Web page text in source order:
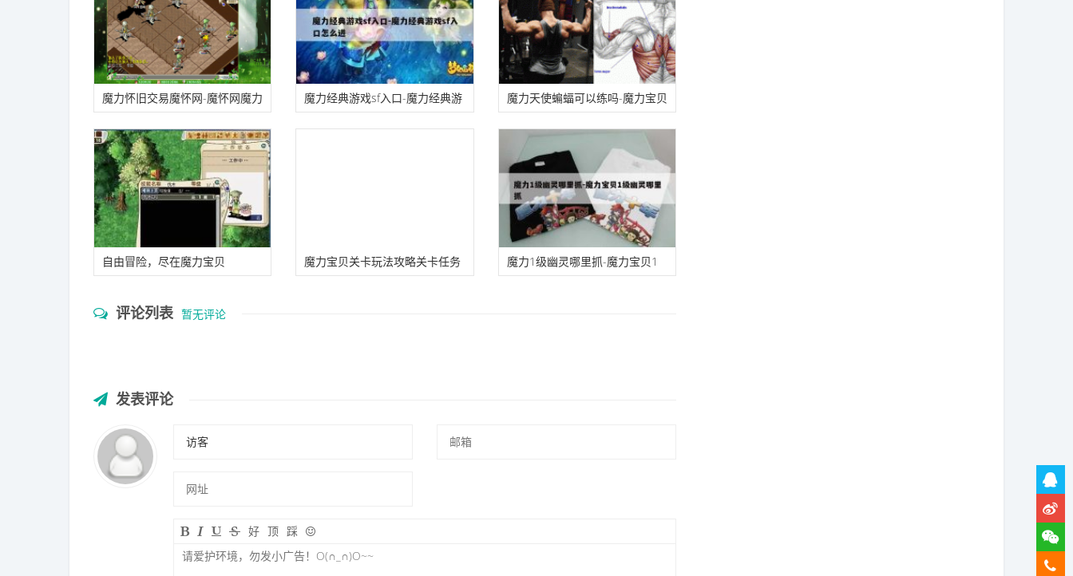
魔力怀旧交易魔怀网-魔怀网魔力
宝贝怀旧版交流交易社区
魔力经典游戏sf入口-魔力经典游
戏sf入口怎么进
魔力天使蝙蝠可以练吗-魔力宝贝
天使蝙蝠和恶魔蝙蝠哪个好
自由冒险，尽在魔力宝贝
魔力宝贝关卡玩法攻略关卡任务
魔力1级幽灵哪里抓-魔力宝贝1
评论列表 暂无评论
发表评论
好 顶 踩